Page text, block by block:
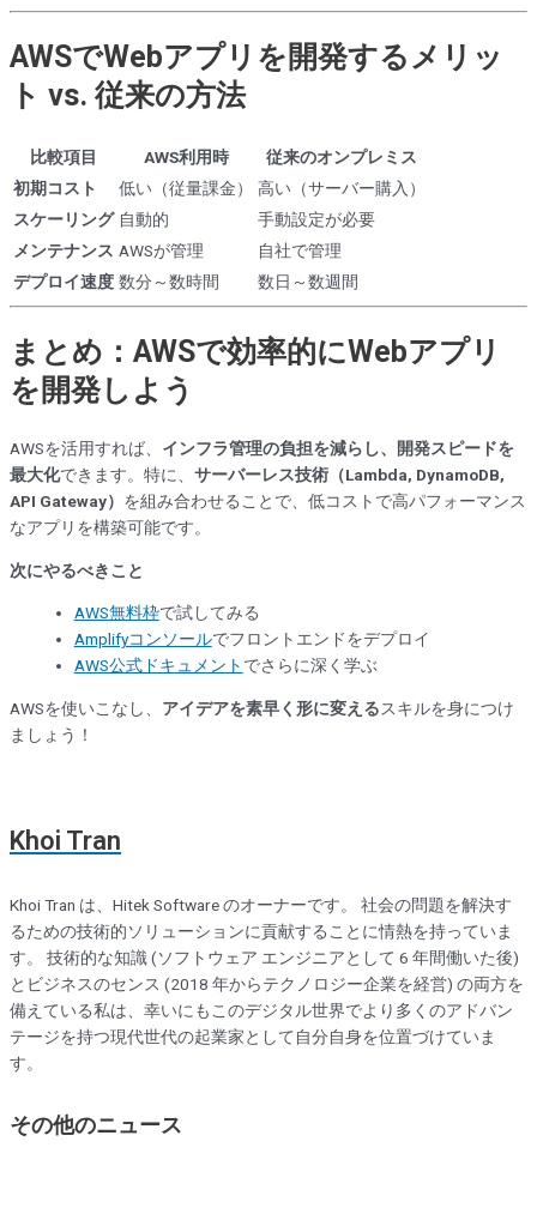
AWSでWebアプリを開発するメリッ
ト vs. 従来の方法
比較項目 AWS利用時
従来のオンプレミス
初期コスト
低い（従量課金）
高い（サーバー購入）
スケーリング 自動的
手動設定が必要
メンテナンス AWSが管理
自社で管理
デプロイ速度 数分～数時間 数日～数週間
まとめ：AWSで効率的にWebアプリ
を開発しよう
AWSを活用すれば、 インフラ管理の負担を減らし、開発スピードを
最大化できます。特に、 サーバーレス技術（Lambda, DynamoDB,
API Gateway） を組み合わせることで、低コストで高パフォーマンス
なアプリを構築可能です。
次にやるべきこと
AWS無料枠で試してみる
Amplifyコンソールでフロントエンドをデプロイ
AWS公式ドキュメント でさらに深く学ぶ
AWSを使いこなし、 アイデアを素早く形に変えるスキルを身につけ
ましょう！
Khoi Tran
Khoi Tran は、Hitek Software のオーナーです。 社会の問題を解決す
るための技術的ソリューションに貢献することに情熱を持っていま
す。 技術的な知識 (ソフトウェア エンジニアとして 6 年間働いた後)
とビジネスのセンス (2018 年からテクノロジー企業を経営) の両方を
備えている私は、幸いにもこのデジタル世界でより多くのアドバン
テージを持つ現代世代の起業家として自分自身を位置づけていま
す。
その他のニュース